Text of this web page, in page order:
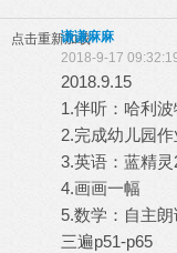
点击重新加载
谦谦麻麻
2018-9-17
2018.9.15
1.伴听：哈利
2.完成幼儿园
3.英语：蓝精
4.画画一幅
5.数学：自主
三遍p51-p65